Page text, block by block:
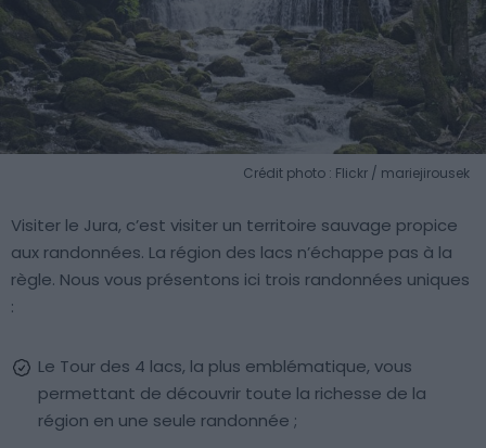
Crédit photo : Flickr / mariejirousek
Visiter le Jura, c’est visiter un territoire sauvage propice
aux randonnées. La région des lacs n’échappe pas à la
règle. Nous vous présentons ici trois randonnées uniques
:
Le Tour des 4 lacs, la plus emblématique, vous
permettant de découvrir toute la richesse de la
région en une seule randonnée ;